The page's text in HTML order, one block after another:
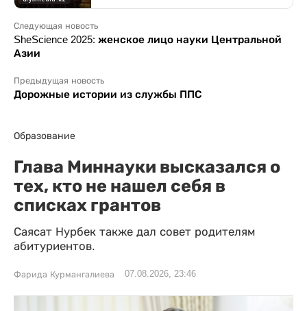
Следующая новость
SheScience 2025: женское лицо науки Центральной
Азии
Предыдущая новость
Дорожные истории из службы ППС
Образование
Глава Миннауки высказался о
тех, кто не нашел себя в
списках грантов
Саясат Нурбек также дал совет родителям
абитуриентов.
Фарида Курмангалиева 07.08.2026, 23:46